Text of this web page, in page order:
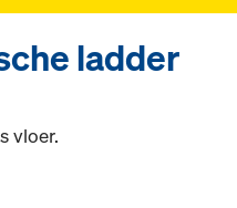
ladder
vloer.